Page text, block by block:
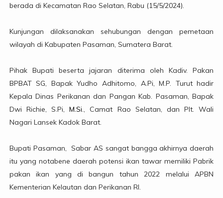
berada di Kecamatan Rao Selatan, Rabu (15/5/2024).
Kunjungan dilaksanakan sehubungan dengan pemetaan
wilayah di Kabupaten Pasaman, Sumatera Barat.
Pihak Bupati beserta jajaran diterima oleh Kadiv. Pakan
BPBAT SG, Bapak Yudho Adhitomo, A.Pi, M.P. Turut hadir
Kepala Dinas Perikanan dan Pangan Kab. Pasaman, Bapak
Dwi Richie, S.Pi,M.Si., Camat Rao Selatan, dan Plt. Wali
Nagari Lansek Kadok Barat.
Bupati Pasaman, Sabar AS sangat bangga akhirnya daerah
itu yang notabene daerah potensi ikan tawar memiliki Pabrik
pakan ikan yang di bangun tahun 2022 melalui APBN
Kementerian Kelautan dan Perikanan RI.